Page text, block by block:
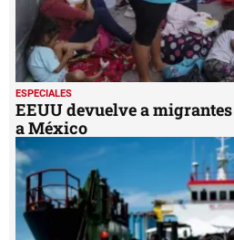
ESPECIALES
EEUU devuelve a
a México